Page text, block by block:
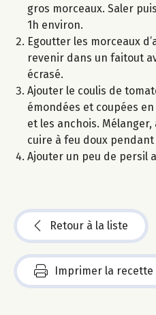
gros morceaux. Saler
1h environ.
Egoutter les morceaux
revenir dans un faitout
écrasé.
Ajouter le coulis de
émondées et coupées
et les anchois.
cuire à feu doux
Ajouter un peu de persil
Retour à la liste
Imprimer la recette